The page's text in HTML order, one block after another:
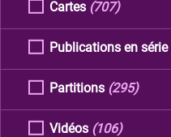
Cartes (707)
Publications en série
Partitions (295)
Vidéos (106)